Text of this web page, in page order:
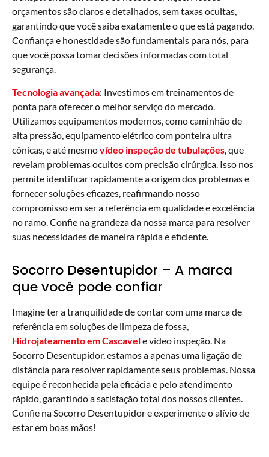
orçamentos são claros e detalhados, sem taxas ocultas,
garantindo que você saiba exatamente o que está pagando.
Confiança e honestidade são fundamentais para nós, para
que você possa tomar decisões informadas com total
segurança.
Tecnologia avançada: Investimos em treinamentos de
ponta para oferecer o melhor serviço do mercado.
Utilizamos equipamentos modernos, como caminhão de
alta pressão, equipamento elétrico com ponteira ultra
cônicas, e até mesmovídeo inspeção de tubulações, que
revelam problemas ocultos com precisão cirúrgica. Isso nos
permite identificar rapidamente a origem dos problemas e
fornecer soluções eficazes, reafirmando nosso
compromisso em ser a referência em qualidade e excelência
no ramo. Confie na grandeza da nossa marca para resolver
suas necessidades de maneira rápida e eficiente.
Socorro Desentupidor – A marca
que você pode confiar
Imagine ter a tranquilidade de contar com uma marca de
referência em soluções de limpeza de fossa,
Hidrojateamento em Cascavele vídeo inspeção. Na
Socorro Desentupidor, estamos a apenas uma ligação de
distância para resolver rapidamente seus problemas. Nossa
equipe é reconhecida pela eficácia e pelo atendimento
rápido, garantindo a satisfação total dos nossos clientes.
Confie na Socorro Desentupidor e experimente o alívio de
estar em boas mãos!